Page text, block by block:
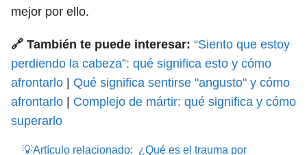
mejor por ello.
🔗 También te puede interesar: “Siento que estoy
perdiendo la cabeza”: qué significa esto y cómo
afrontarlo
Qué significa sentirse "angusto" y cómo
afrontarlo
Complejo de mártir: qué significa y cómo
superarlo
💡Artículo relacionado: ¿Qué es el trauma por